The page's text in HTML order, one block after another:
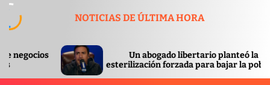
NOTICIAS DE ÚLTIMA HORA
Un abogado libertario planteó la
esterilización forzada para bajar la pobreza
Se